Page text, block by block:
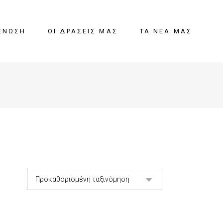
ΟΙ ΔΡΆΣΕΙΣ ΜΑΣ ΤΑ ΝΈΑ ΜΑΣ
Προκαθορισμένη ταξινόμηση